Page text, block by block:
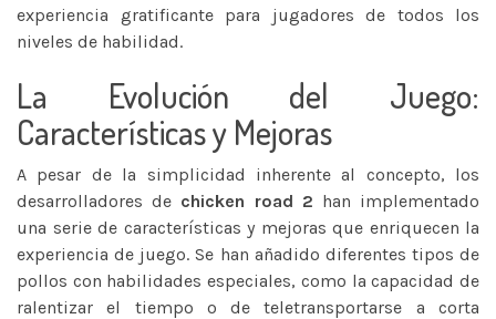
experiencia gratificante para jugadores de todos los
niveles de habilidad.
La Evolución del Juego:
Características y Mejoras
A pesar de la simplicidad inherente al concepto, los
desarrolladores de chicken road 2 han implementado
una serie de características y mejoras que enriquecen la
experiencia de juego. Se han añadido diferentes tipos de
pollos con habilidades especiales, como la capacidad de
ralentizar el tiempo o de teletransportarse a corta